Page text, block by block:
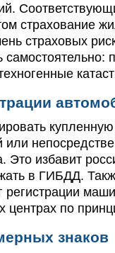
страхование
страховых
самостоятельно:
или
Это избавит
в ГИБДД.
регистрации
центрах по
знаков